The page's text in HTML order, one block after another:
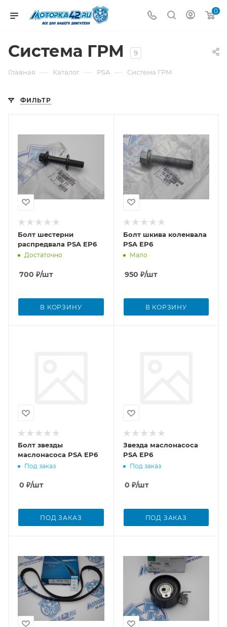
0
Система ГРМ 9
Главная — Каталог — PSA — Система ГРМ
ФИЛЬТР
Болт шестерни
распредвала PSA EP6
Достаточно
700 ₽/шт
В КОРЗИНУ
Болт шкива коленвала
PSA EP6
Мало
950 ₽/шт
В КОРЗИНУ
Болт звезды
маслонасоса PSA EP6
Под заказ
0 ₽/шт
ПОД ЗАКАЗ
Звезда маслонасоса
PSA EP6
Под заказ
0 ₽/шт
ПОД ЗАКАЗ